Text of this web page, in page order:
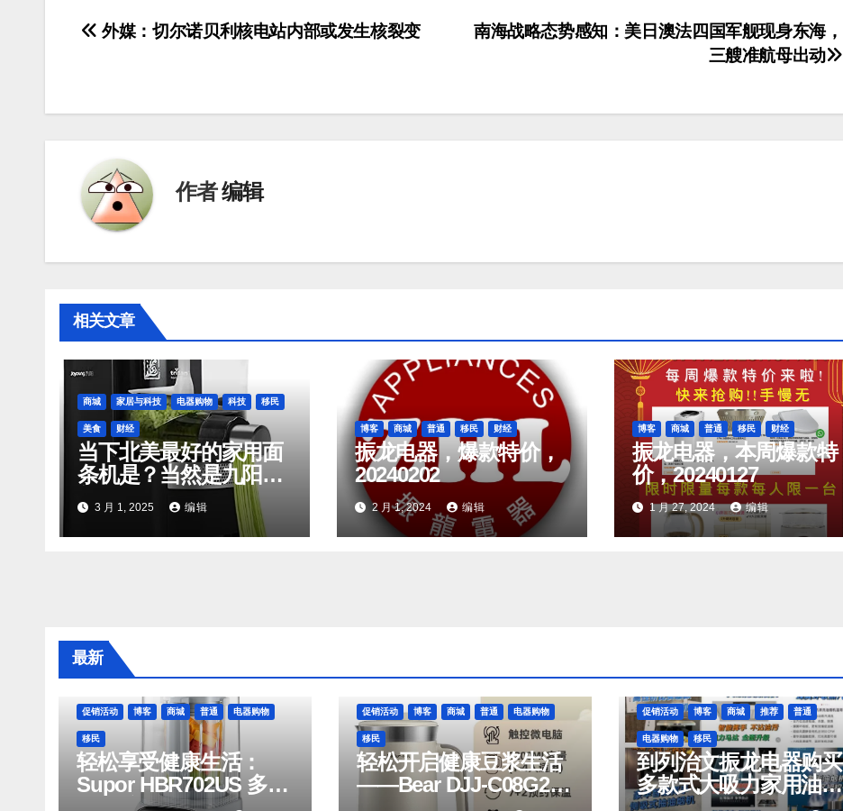
文
导
南海战略态势感知：美日澳法四国军舰现身东海，
三艘准航母出动
外媒：切尔诺贝利核电站内部或发生核裂变
作者编辑
相关文章
商城 家居与科技 电器购物 科技 移民
美食 财经
当下北美最好的家用面
条机是？当然是九阳最
新第二代智能面条机
L203 月 1, 2025 编辑
博客 商城 普通 移民 财经
振龙电器，爆款特价，
20240202
2 月 1, 2024 编辑
博客 商城 普通 移民 财经
振龙电器，本周爆款特
价，20240127
1 月 27, 2024 编辑
最新
促销活动 博客 商城 普通 电器购物
移民
轻松享受健康生活：
Supor HBR702US 多功
促销活动 博客 商城 普通 电器购物
移民
轻松开启健康豆浆生活
——Bear DJJ‑C08G2
促销活动 博客 商城 推荐 普通
电器购物 移民
到列治文振龙电器购买
多款式大吸力家用油烟